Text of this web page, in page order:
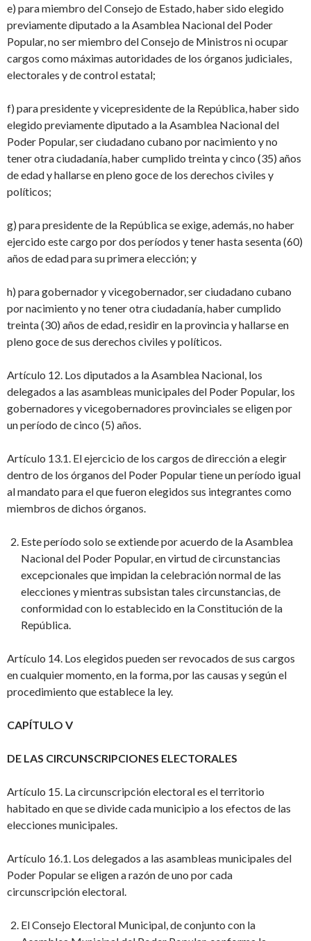
e) para miembro del Consejo de Estado, haber sido elegido
previamente diputado a la Asamblea Nacional del Poder
Popular, no ser miembro del Consejo de Ministros ni ocupar
cargos como máximas autoridades de los órganos judiciales,
electorales y de control estatal;
f) para presidente y vicepresidente de la República, haber sido
elegido previamente diputado a la Asamblea Nacional del
Poder Popular, ser ciudadano cubano por nacimiento y no
tener otra ciudadanía, haber cumplido treinta y cinco (35) años
de edad y hallarse en pleno goce de los derechos civiles y
políticos;
g) para presidente de la República se exige, además, no haber
ejercido este cargo por dos períodos y tener hasta sesenta (60)
años de edad para su primera elección; y
h) para gobernador y vicegobernador, ser ciudadano cubano
por nacimiento y no tener otra ciudadanía, haber cumplido
treinta (30) años de edad, residir en la provincia y hallarse en
pleno goce de sus derechos civiles y políticos.
Artículo 12. Los diputados a la Asamblea Nacional, los
delegados a las asambleas municipales del Poder Popular, los
gobernadores y vicegobernadores provinciales se eligen por
un período de cinco (5) años.
Artículo 13.1. El ejercicio de los cargos de dirección a elegir
dentro de los órganos del Poder Popular tiene un período igual
al mandato para el que fueron elegidos sus integrantes como
miembros de dichos órganos.
Este período solo se extiende por acuerdo de la Asamblea
Nacional del Poder Popular, en virtud de circunstancias
excepcionales que impidan la celebración normal de las
elecciones y mientras subsistan tales circunstancias, de
conformidad con lo establecido en la Constitución de la
República.
Artículo 14. Los elegidos pueden ser revocados de sus cargos
en cualquier momento, en la forma, por las causas y según el
procedimiento que establece la ley.
CAPÍTULO V
DE LAS CIRCUNSCRIPCIONES ELECTORALES
Artículo 15. La circunscripción electoral es el territorio
habitado en que se divide cada municipio a los efectos de las
elecciones municipales.
Artículo 16.1. Los delegados a las asambleas municipales del
Poder Popular se eligen a razón de uno por cada
circunscripción electoral.
El Consejo Electoral Municipal, de conjunto con la